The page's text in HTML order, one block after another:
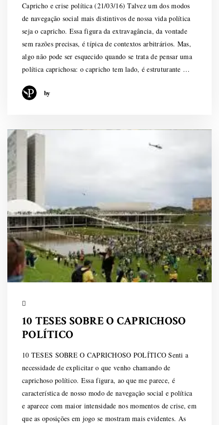
Capricho e crise política (21/03/16) Talvez um dos modos
de navegação social mais distintivos de nossa vida política
seja o capricho. Essa figura da extravagância, da vontade
sem razões precisas, é típica de contextos arbitrários. Mas,
algo não pode ser esquecido quando se trata de pensar uma
política caprichosa: o capricho tem lado, é estruturante …
by
10 TESES SOBRE O CAPRICHOSO
POLÍTICO
10 TESES SOBRE O CAPRICHOSO POLÍTICO Senti a
necessidade de explicitar o que venho chamando de
caprichoso político. Essa figura, ao que me parece, é
característica de nosso modo de navegação social e política
e aparece com maior intensidade nos momentos de crise, em
que as oposições em jogo se mostram mais evidentes. As